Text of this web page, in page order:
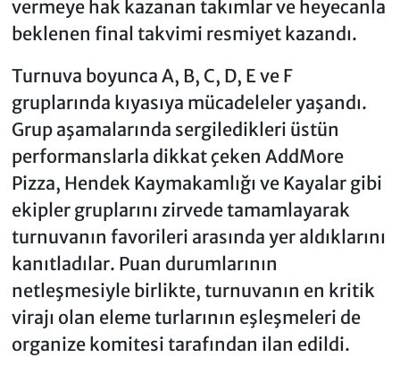
vermeye hak kazanan takımlar ve heyecanla
beklenen final takvimi resmiyet kazandı.
Turnuva boyunca A, B, C, D, E ve F
gruplarında kıyasıya mücadeleler yaşandı.
Grup aşamalarında sergiledikleri üstün
performanslarla dikkat çeken AddMore
Pizza, Hendek Kaymakamlığı ve Kayalar gibi
ekipler gruplarını zirvede tamamlayarak
turnuvanın favorileri arasında yer aldıklarını
kanıtladılar. Puan durumlarının
netleşmesiyle birlikte, turnuvanın en kritik
virajı olan eleme turlarının eşleşmeleri de
organize komitesi tarafından ilan edildi.